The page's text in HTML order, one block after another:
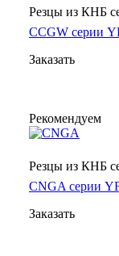
Резцы из КНБ
CCGW серии
Заказать
Рекомендуем
Резцы из КНБ
CNGA серии
Заказать